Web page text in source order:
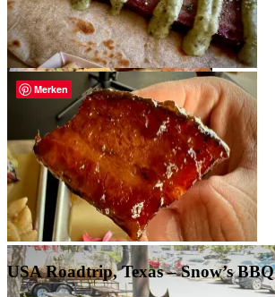
USA Roadtrip, Texas – Snow’s BBQ
Merken